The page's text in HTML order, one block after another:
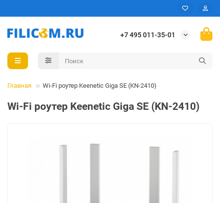
+7 495 011-35-01
Главная Wi-Fi роутер Keenetic Giga SE (KN-2410)
Wi-Fi роутер Keenetic Giga SE (KN-2410)